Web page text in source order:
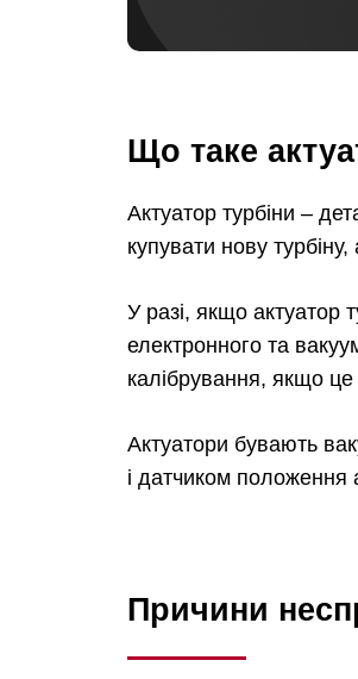
Що таке
Актуатор турбіни –
купувати нову
У разі, якщо актуатор
електронного та
калібрування, якщо це
Актуатори бувають
і датчиком положення
Причини